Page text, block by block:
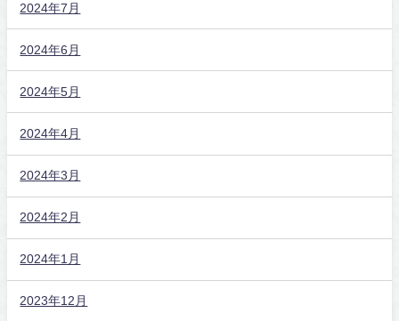
2024年7月
2024年6月
2024年5月
2024年4月
2024年3月
2024年2月
2024年1月
2023年12月